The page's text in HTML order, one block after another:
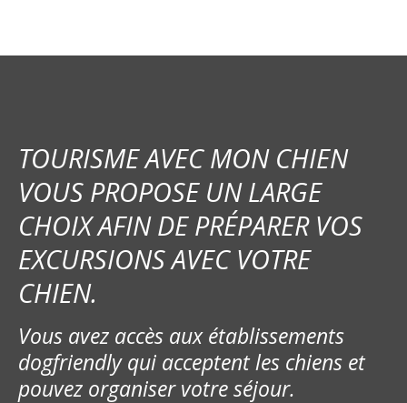
TOURISME AVEC MON CHIEN
VOUS PROPOSE UN LARGE
CHOIX AFIN DE PRÉPARER VOS
EXCURSIONS AVEC VOTRE
CHIEN.
Vous avez accès aux établissements
dogfriendly qui acceptent les chiens et
pouvez organiser votre séjour.